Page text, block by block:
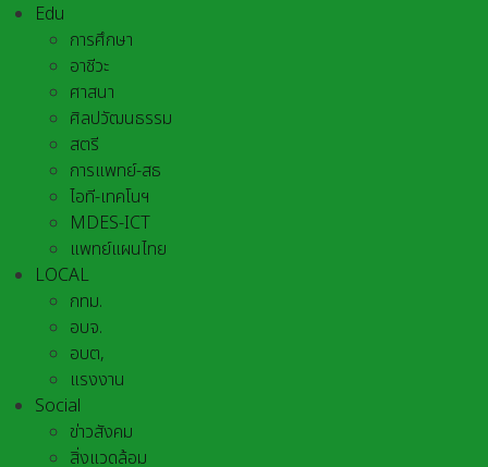
Edu
การศึกษา
อาชีวะ
ศาสนา
ศิลปวัฒนธรรม
สตรี
การแพทย์-สธ
ไอที-เทคโนฯ
MDES-ICT
แพทย์แผนไทย
LOCAL
กทม.
อบจ.
อบต,
แรงงาน
Social
ข่าวสังคม
สิ่งแวดล้อม